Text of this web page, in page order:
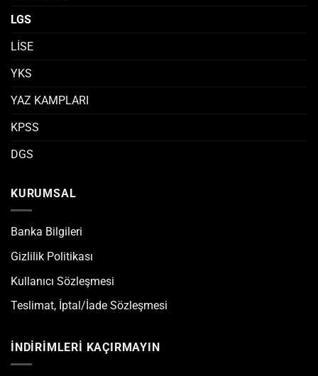
LGS
LİSE
YKS
YAZ KAMPLARI
KPSS
DGS
KURUMSAL
Banka Bilgileri
Gizlilik Politikası
Kullanıcı Sözleşmesi
Teslimat, İptal/İade Sözleşmesi
İNDİRİMLERİ KAÇIRMAYIN